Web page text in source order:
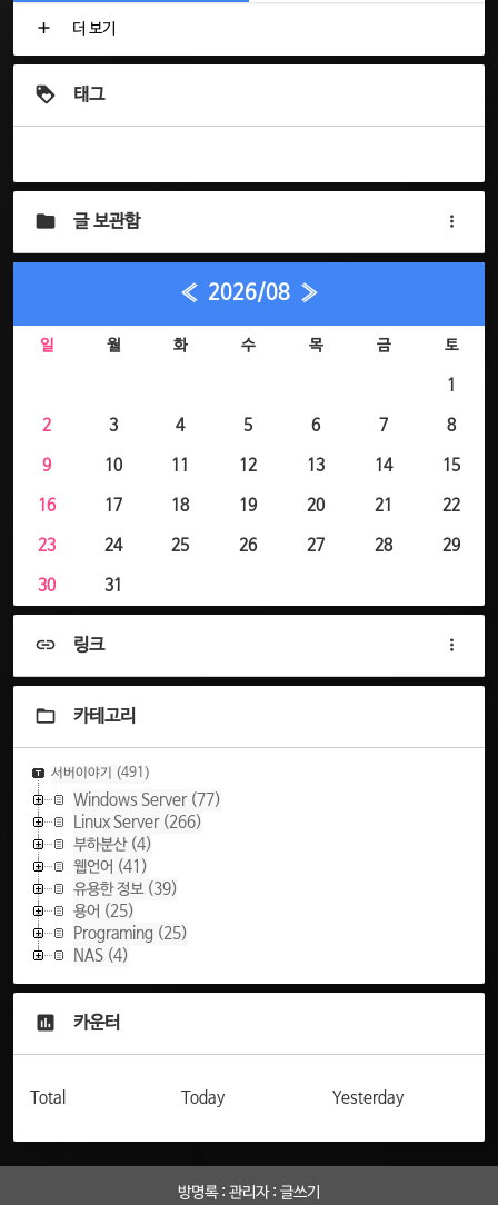
더 보기
태그
글 보관함
« 2026/08 »
일 월 화 수 목 금 토
1
2 3 4 5 6 7 8
9 10 11 12 13 14 15
16 17 18 19 20 21 22
23 24 25 26 27 28 29
30 31
링크
카테고리
서버이야기 (491)
Windows Server(77)
Linux Server(266)
부하분산(4)
웹언어 (41)
유용한 정보(39)
용어 (25)
Programing (25)
NAS (4)
카운터
Total Today Yesterday
방명록: 관리자: 글쓰기